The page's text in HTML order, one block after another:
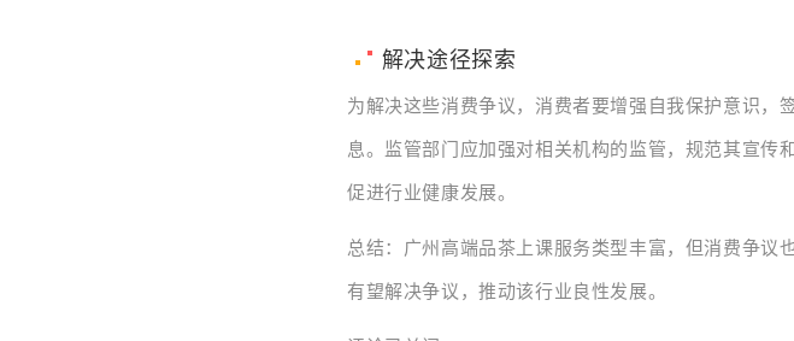
解决途径探索
为解决这些消费争议，消费者要增强自我保护意识，
息。监管部门应加强对相关机构的监管，规范其宣传
促进行业健康发展。
总结：广州高端品茶上课服务类型丰富，但消费争议
有望解决争议，推动该行业良性发展。